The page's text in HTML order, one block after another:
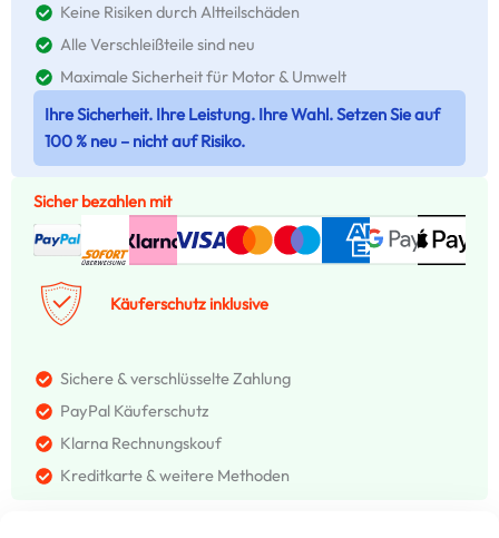
Keine Risiken durch Altteilschäden
Alle Verschleißteile sind neu
Maximale Sicherheit für Motor & Umwelt
Ihre Sicherheit. Ihre Leistung. Ihre Wahl. Setzen Sie auf
100 % neu – nicht auf Risiko.
Sicher bezahlen mit
Käuferschutz inklusive
Sichere & verschlüsselte Zahlung
PayPal Käuferschutz
Klarna Rechnungskouf
Kreditkarte & weitere Methoden